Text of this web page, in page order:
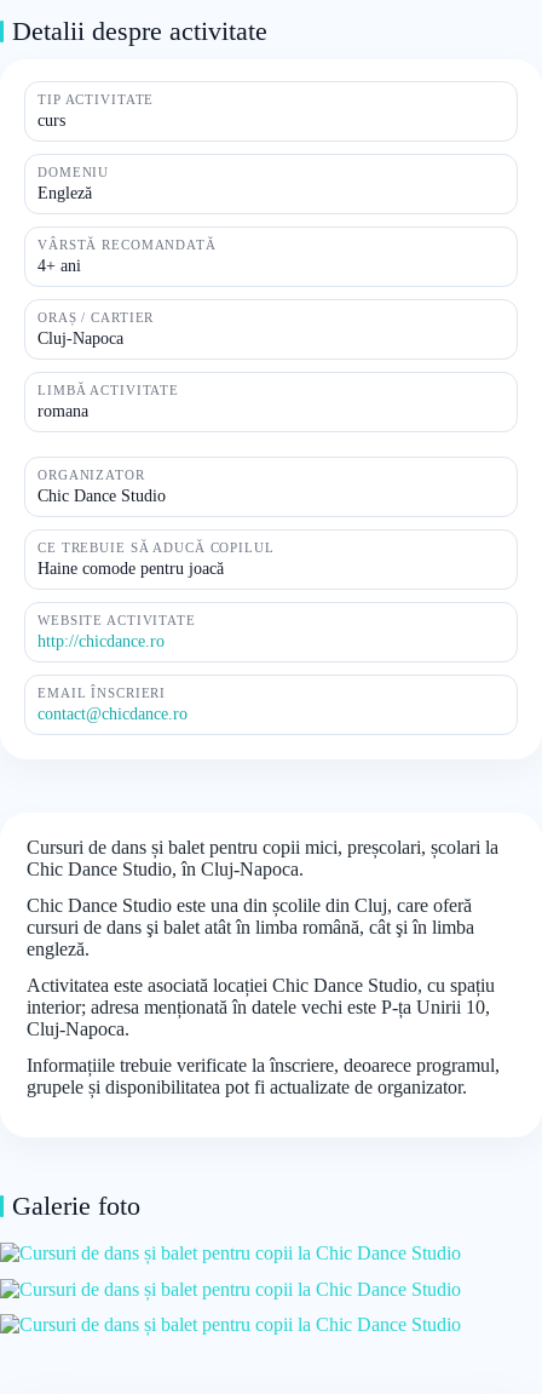
Detalii despre activitate
TIP ACTIVITATE
curs
DOMENIU
Engleză
VÂRSTĂ RECOMANDATĂ
4+ ani
ORAȘ / CARTIER
Cluj-Napoca
LIMBĂ ACTIVITATE
romana
ORGANIZATOR
Chic Dance Studio
CE TREBUIE SĂ ADUCĂ COPILUL
Haine comode pentru joacă
WEBSITE ACTIVITATE
http://chicdance.ro
EMAIL ÎNSCRIERI
contact@chicdance.ro
Cursuri de dans și balet pentru copii mici, preșcolari, școlari la
Chic Dance Studio, în Cluj-Napoca.
Chic Dance Studio este una din școlile din Cluj, care oferă
cursuri de dans şi balet atât în limba română, cât şi în limba
engleză.
Activitatea este asociată locației Chic Dance Studio, cu spațiu
interior; adresa menționată în datele vechi este P-ța Unirii 10,
Cluj-Napoca.
Informațiile trebuie verificate la înscriere, deoarece programul,
grupele și disponibilitatea pot fi actualizate de organizator.
Galerie foto